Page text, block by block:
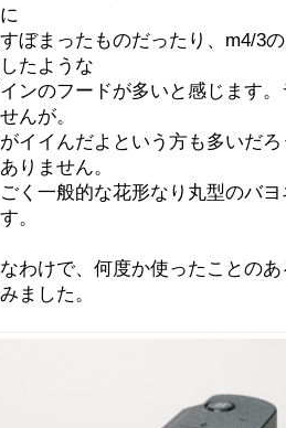
ぼまったものだったり、m4/3
たような
ンのフードが多いと感じます
んが。
イイんだよという方も多いだ
りません。
く一般的な花形なり丸型のバ
。
わけで、何度か使ったことの
ました。